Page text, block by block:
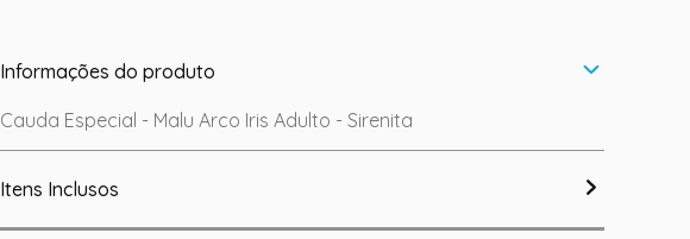
Informações do produto
Cauda Especial - Malu Arco Iris Adulto - Sirenita
Itens Inclusos